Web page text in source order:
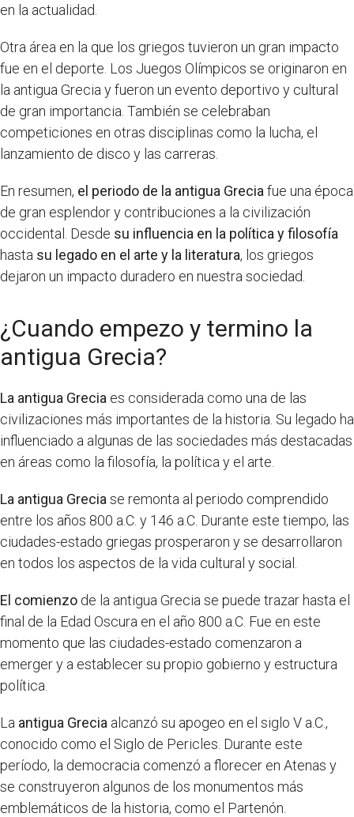
en la actualidad.
Otra área en la que los griegos tuvieron un gran impacto
fue en el deporte. Los Juegos Olímpicos se originaron en
la antigua Grecia y fueron un evento deportivo y cultural
de gran importancia. También se celebraban
competiciones en otras disciplinas como la lucha, el
lanzamiento de disco y las carreras.
En resumen, el periodo de la antigua Grecia fue una época
de gran esplendor y contribuciones a la civilización
occidental. Desde su influencia en la política y filosofía
hasta su legado en el arte y la literatura, los griegos
dejaron un impacto duradero en nuestra sociedad.
¿Cuando empezo y termino la
antigua Grecia?
La antigua Grecia es considerada como una de las
civilizaciones más importantes de la historia. Su legado ha
influenciado a algunas de las sociedades más destacadas
en áreas como la filosofía, la política y el arte.
La antigua Grecia se remonta al periodo comprendido
entre los años 800 a.C. y 146 a.C. Durante este tiempo, las
ciudades-estado griegas prosperaron y se desarrollaron
en todos los aspectos de la vida cultural y social.
El comienzo de la antigua Grecia se puede trazar hasta el
final de la Edad Oscura en el año 800 a.C. Fue en este
momento que las ciudades-estado comenzaron a
emerger y a establecer su propio gobierno y estructura
política.
La antigua Grecia alcanzó su apogeo en el siglo V a.C.,
conocido como el Siglo de Pericles. Durante este
período, la democracia comenzó a florecer en Atenas y
se construyeron algunos de los monumentos más
emblemáticos de la historia, como el Partenón.